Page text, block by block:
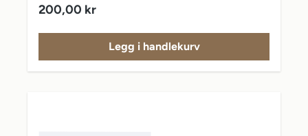
Vanlig pris:
200,00 kr
Legg i handlekurv